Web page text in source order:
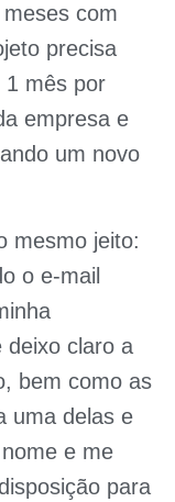
com
precisa
1 mês por
empresa e
um novo
mesmo jeito:
o e-mail
deixo claro a
bem como as
uma delas e
e me
para